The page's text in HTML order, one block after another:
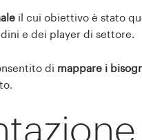
il cui obiettivo è stato
e dei player di settore.
di mappare i